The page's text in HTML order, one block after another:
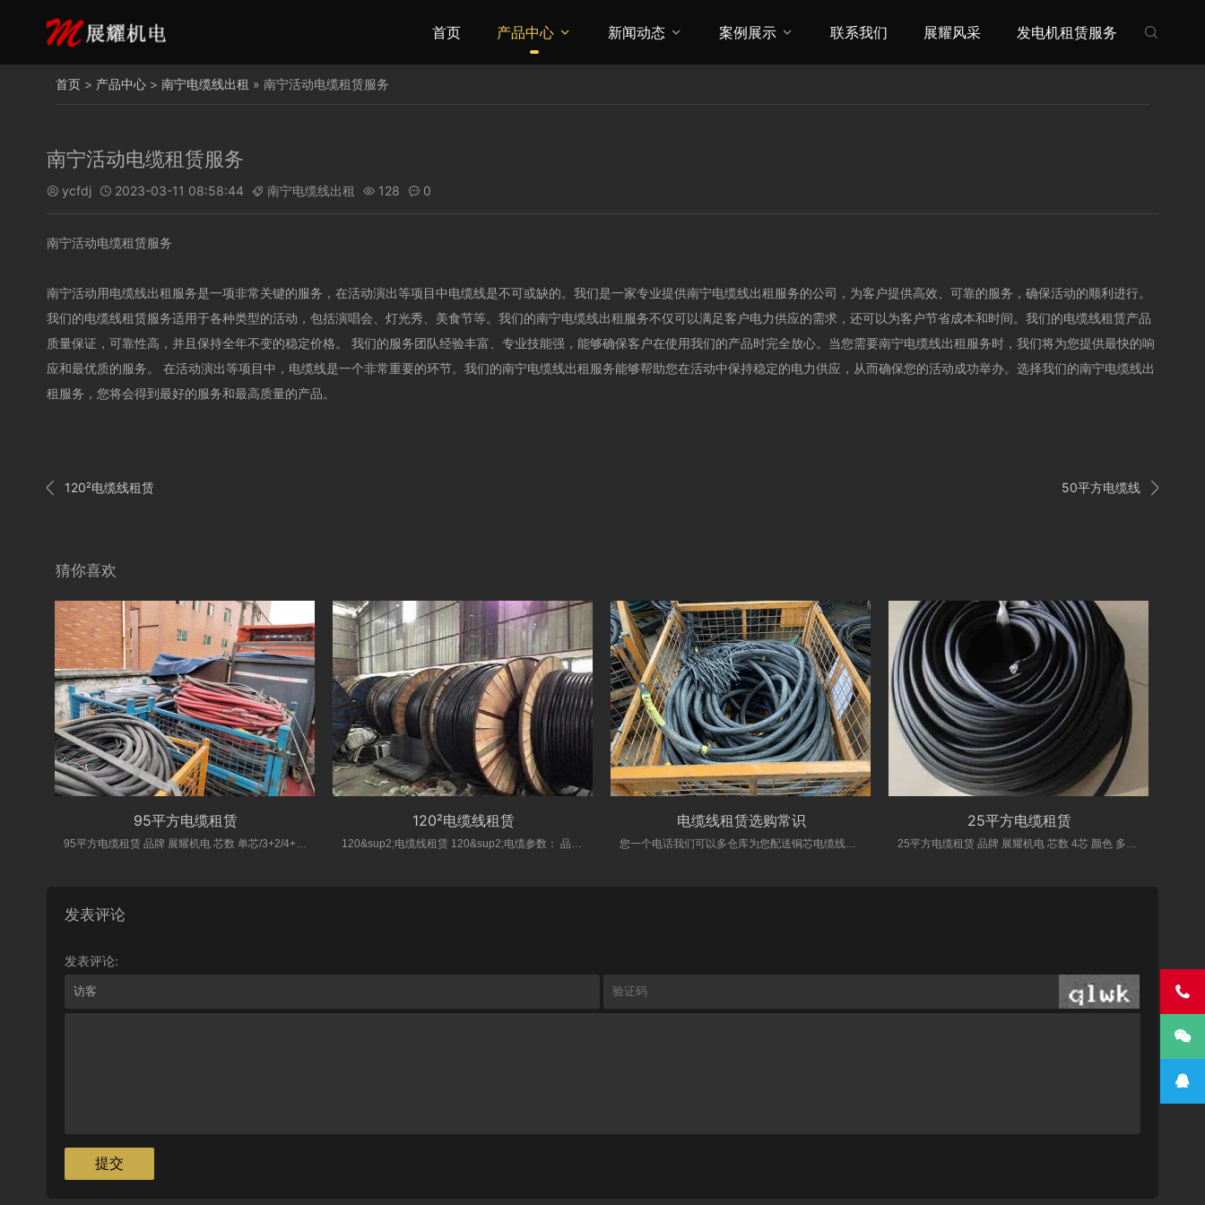

首页 产品中心  新闻动态  案例展示  联系我们 展耀风采 发电机租赁服务
首页 > 产品中心 > 南宁电缆线出租 » 南宁活动电缆租赁服务
南宁活动电缆租赁服务
 ycfdj  2023-03-11 08:58:44  南宁电缆线出租  128  0
南宁活动电缆租赁服务
南宁活动用电缆线出租服务是一项非常关键的服务，在活动演出等项目中电缆线是不可或缺的。我们是一家专业提供南宁电缆线出租服务的公司，为客户提供高效、可靠的服务，确保活动的顺利进行。
我们的电缆线租赁服务适用于各种类型的活动，包括演唱会、灯光秀、美食节等。我们的南宁电缆线出租服务不仅可以满足客户电力供应的需求，还可以为客户节省成本和时间。我们的电缆线租赁产品
质量保证，可靠性高，并且保持全年不变的稳定价格。 我们的服务团队经验丰富、专业技能强，能够确保客户在使用我们的产品时完全放心。当您需要南宁电缆线出租服务时，我们将为您提供最快的响
应和最优质的服务。 在活动演出等项目中，电缆线是一个非常重要的环节。我们的南宁电缆线出租服务能够帮助您在活动中保持稳定的电力供应，从而确保您的活动成功举办。选择我们的南宁电缆线出
租服务，您将会得到最好的服务和最高质量的产品。
 120²电缆线租赁 
50平方电缆线
猜你喜欢
95平方电缆租赁
95平方电缆租赁 品牌 展耀机电 芯数 单芯/3+2/4+1 颜色 黑色 电压 0.6/1
120²电缆线租赁
120&sup2;电缆线租赁 120&sup2;电缆参数： 品牌 展翔机电 芯数 2-30芯 颜色 多种
电缆线租赁选购常识
您一个电话我们可以多仓库为您配送铜芯电缆线、电箱、线槽板、UPS电源等
25平方电缆租赁
25平方电缆租赁 品牌 展耀机电 芯数 4芯 颜色 多种颜色 电压 700V以下
发表评论
发表评论:


